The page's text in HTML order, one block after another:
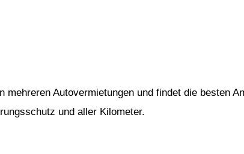
Autovermietungen und findet die besten
und aller Kilometer.